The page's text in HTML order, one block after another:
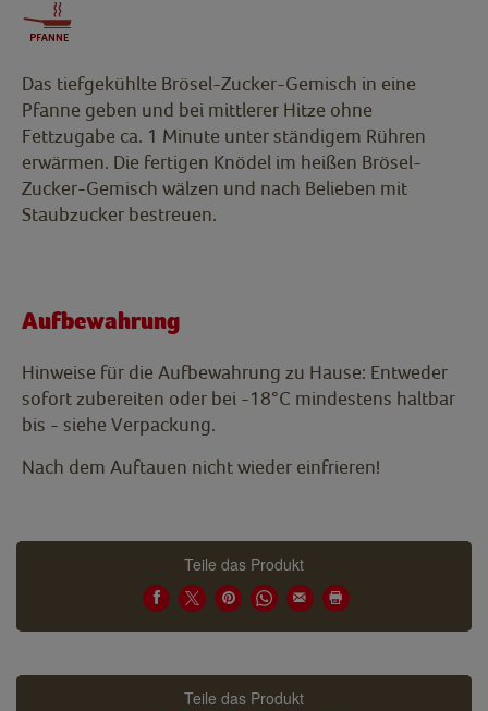
Das tiefgekühlte Brösel-Zucker-Gemisch in eine
Pfanne geben und bei mittlerer Hitze ohne
Fettzugabe ca. 1 Minute unter ständigem Rühren
erwärmen. Die fertigen Knödel im heißen Brösel-
Zucker-Gemisch wälzen und nach Belieben mit
Staubzucker bestreuen.
Aufbewahrung
Hinweise für die Aufbewahrung zu Hause: Entweder
sofort zubereiten oder bei -18°C mindestens haltbar
bis - siehe Verpackung.
Nach dem Auftauen nicht wieder einfrieren!
Teile das Produkt
Teile das Produkt